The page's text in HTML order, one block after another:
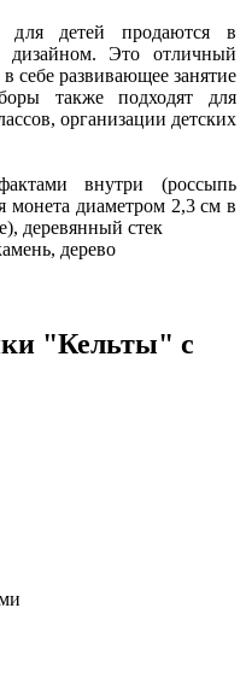
для детей продаются в
дизайном. Это отличный
себе развивающее занятие
также подходят для
организации детских
внутри (россыпь
монета диаметром 2,3 см в
деревянный стек
дерево
"Кельты" с